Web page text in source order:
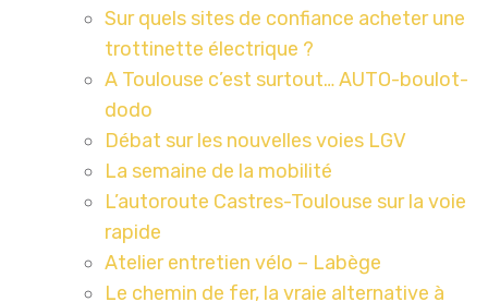
Sur quels sites de confiance acheter une
trottinette électrique ?
A Toulouse c’est surtout… AUTO-boulot-
dodo
Débat sur les nouvelles voies LGV
La semaine de la mobilité
L’autoroute Castres-Toulouse sur la voie
rapide
Atelier entretien vélo – Labège
Le chemin de fer, la vraie alternative à